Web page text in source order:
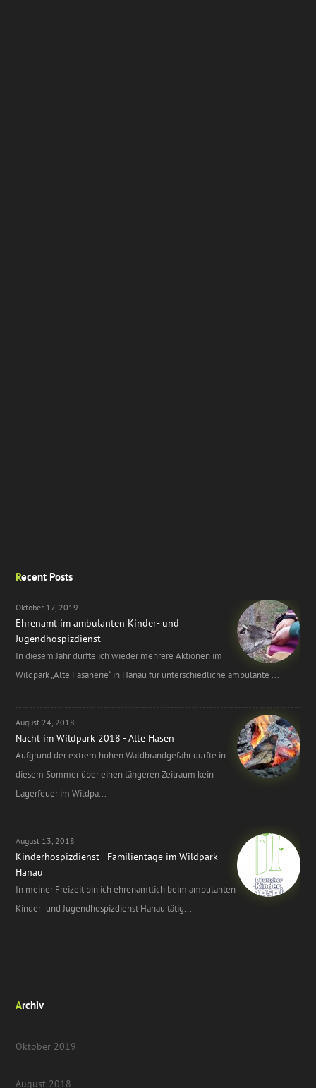
Recent Posts
Oktober 17, 2019
Ehrenamt im ambulanten Kinder- und
Jugendhospizdienst
In diesem Jahr durfte ich wieder mehrere Aktionen im
Wildpark „Alte Fasanerie“ in Hanau für unterschiedliche ambulante ...
August 24, 2018
Nacht im Wildpark 2018 - Alte Hasen
Aufgrund der extrem hohen Waldbrandgefahr durfte in
diesem Sommer über einen längeren Zeitraum kein
Lagerfeuer im Wildpa...
August 13, 2018
Kinderhospizdienst - Familientage im Wildpark
Hanau
In meiner Freizeit bin ich ehrenamtlich beim ambulanten
Kinder- und Jugendhospizdienst Hanau tätig...
Archiv
Oktober 2019
August 2018